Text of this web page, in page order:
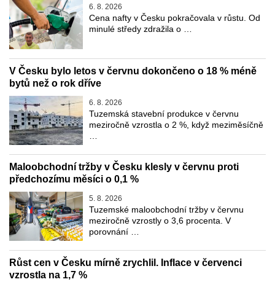
6. 8. 2026
Cena nafty v Česku pokračovala v růstu. Od
minulé středy zdražila o …
V Česku bylo letos v červnu dokončeno o 18 % méně
bytů než o rok dříve
6. 8. 2026
Tuzemská stavební produkce v červnu
meziročně vzrostla o 2 %, když meziměsíčně
Maloobchodní tržby v Česku klesly v červnu proti
předchozímu měsíci o 0,1 %
5. 8. 2026
Tuzemské maloobchodní tržby v červnu
meziročně vzrostly o 3,6 procenta. V
porovnání …
Růst cen v Česku mírně zrychlil. Inflace v červenci
vzrostla na 1,7 %